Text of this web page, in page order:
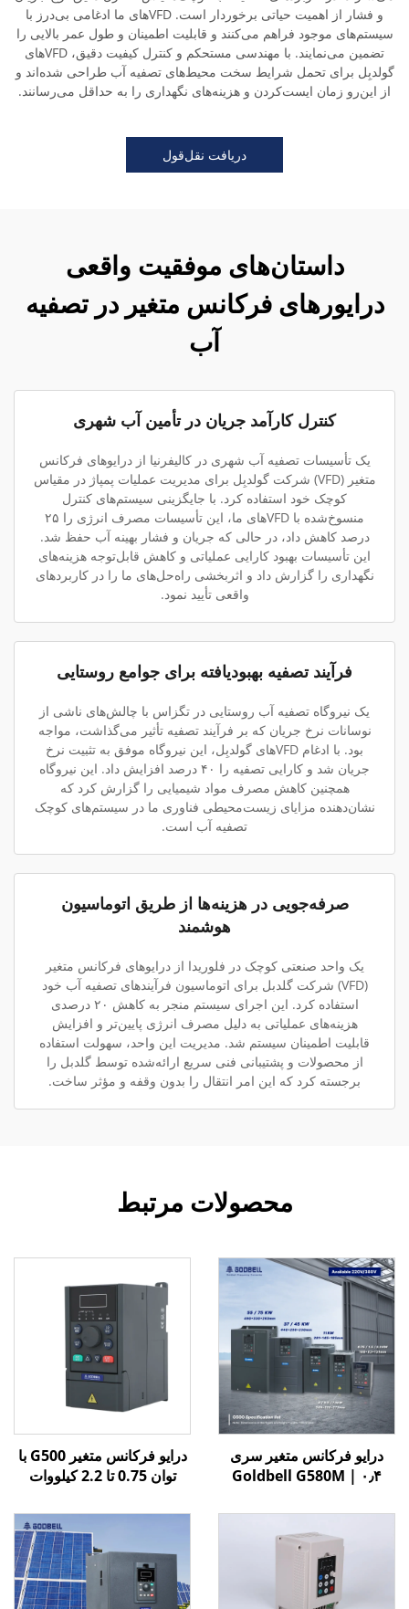
و فشار از اهمیت حیاتی برخوردار است. VFDهای ما ادغامی بی‌درز با
سیستم‌های موجود فراهم می‌کنند و قابلیت اطمینان و طول عمر بالایی را
تضمین می‌نمایند. با مهندسی مستحکم و کنترل کیفیت دقیق، VFDهای
گولدبِل برای تحمل شرایط سخت محیط‌های تصفیه آب طراحی شده‌اند و
از این‌رو زمان ایست‌کردن و هزینه‌های نگهداری را به حداقل می‌رسانند.
دریافت نقل‌قول
داستان‌های موفقیت واقعی
درایورهای فرکانس متغیر در تصفیه
آب
کنترل کارآمد جریان در تأمین آب شهری
یک تأسیسات تصفیه آب شهری در کالیفرنیا از درایوهای فرکانس
متغیر (VFD) شرکت گولدبِل برای مدیریت عملیات پمپاژ در مقیاس
کوچک خود استفاده کرد. با جایگزینی سیستم‌های کنترل
منسوخ‌شده با VFDهای ما، این تأسیسات مصرف انرژی را ۲۵
درصد کاهش داد، در حالی که جریان و فشار بهینه آب حفظ شد.
این تأسیسات بهبود کارایی عملیاتی و کاهش قابل‌توجه هزینه‌های
نگهداری را گزارش داد و اثربخشی راه‌حل‌های ما را در کاربردهای
واقعی تأیید نمود.
فرآیند تصفیه بهبودیافته برای جوامع روستایی
یک نیروگاه تصفیه آب روستایی در تگزاس با چالش‌های ناشی از
نوسانات نرخ جریان که بر فرآیند تصفیه تأثیر می‌گذاشت، مواجه
بود. با ادغام VFDهای گولدبِل، این نیروگاه موفق به تثبیت نرخ
جریان شد و کارایی تصفیه را ۴۰ درصد افزایش داد. این نیروگاه
همچنین کاهش مصرف مواد شیمیایی را گزارش کرد که
نشان‌دهنده مزایای زیست‌محیطی فناوری ما در سیستم‌های کوچک
تصفیه آب است.
صرفه‌جویی در هزینه‌ها از طریق اتوماسیون
هوشمند
یک واحد صنعتی کوچک در فلوریدا از درایوهای فرکانس متغیر
(VFD) شرکت گلدبل برای اتوماسیون فرآیندهای تصفیه آب خود
استفاده کرد. این اجرای سیستم منجر به کاهش ۲۰ درصدی
هزینه‌های عملیاتی به دلیل مصرف انرژی پایین‌تر و افزایش
قابلیت اطمینان سیستم شد. مدیریت این واحد، سهولت استفاده
از محصولات و پشتیبانی فنی سریع ارائه‌شده توسط گلدبل را
برجسته کرد که این امر انتقال را بدون وقفه و مؤثر ساخت.
محصولات مرتبط
درایو فرکانس متغیر سری
Goldbell G580M | ۰٫۴
کنترل V/F و برداری | درایو
فرکانس متغیر با گواهینامه
CE
درایو فرکانس متغیر G500 با
توان 0.75 تا 2.2 کیلووات